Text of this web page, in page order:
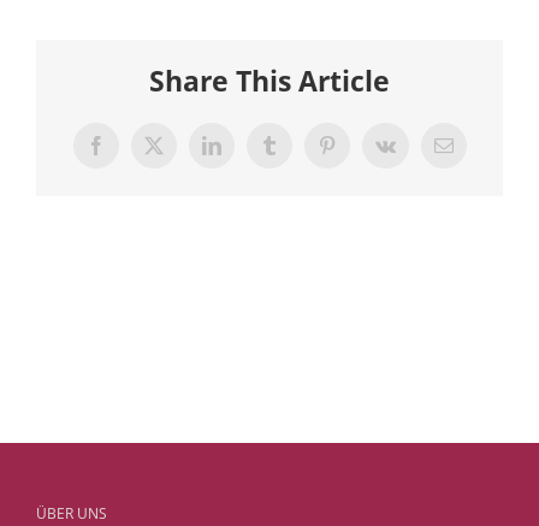
Share This Article
Facebook
X LinkedInTumblrPinterestVk
E-
ÜBER UNS